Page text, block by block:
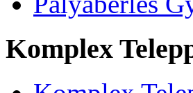
Komplex